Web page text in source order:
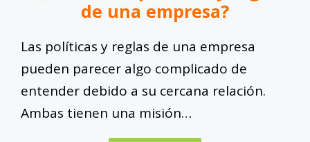
de una empresa?
Las políticas y reglas de una empresa
pueden parecer algo complicado de
entender debido a su cercana relación.
Ambas tienen una misión…